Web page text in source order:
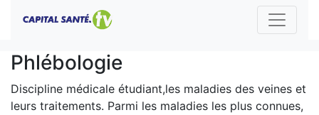
Phlébologie
Discipline médicale étudiant,les maladies des veines et
leurs traitements. Parmi les maladies les plus connues,